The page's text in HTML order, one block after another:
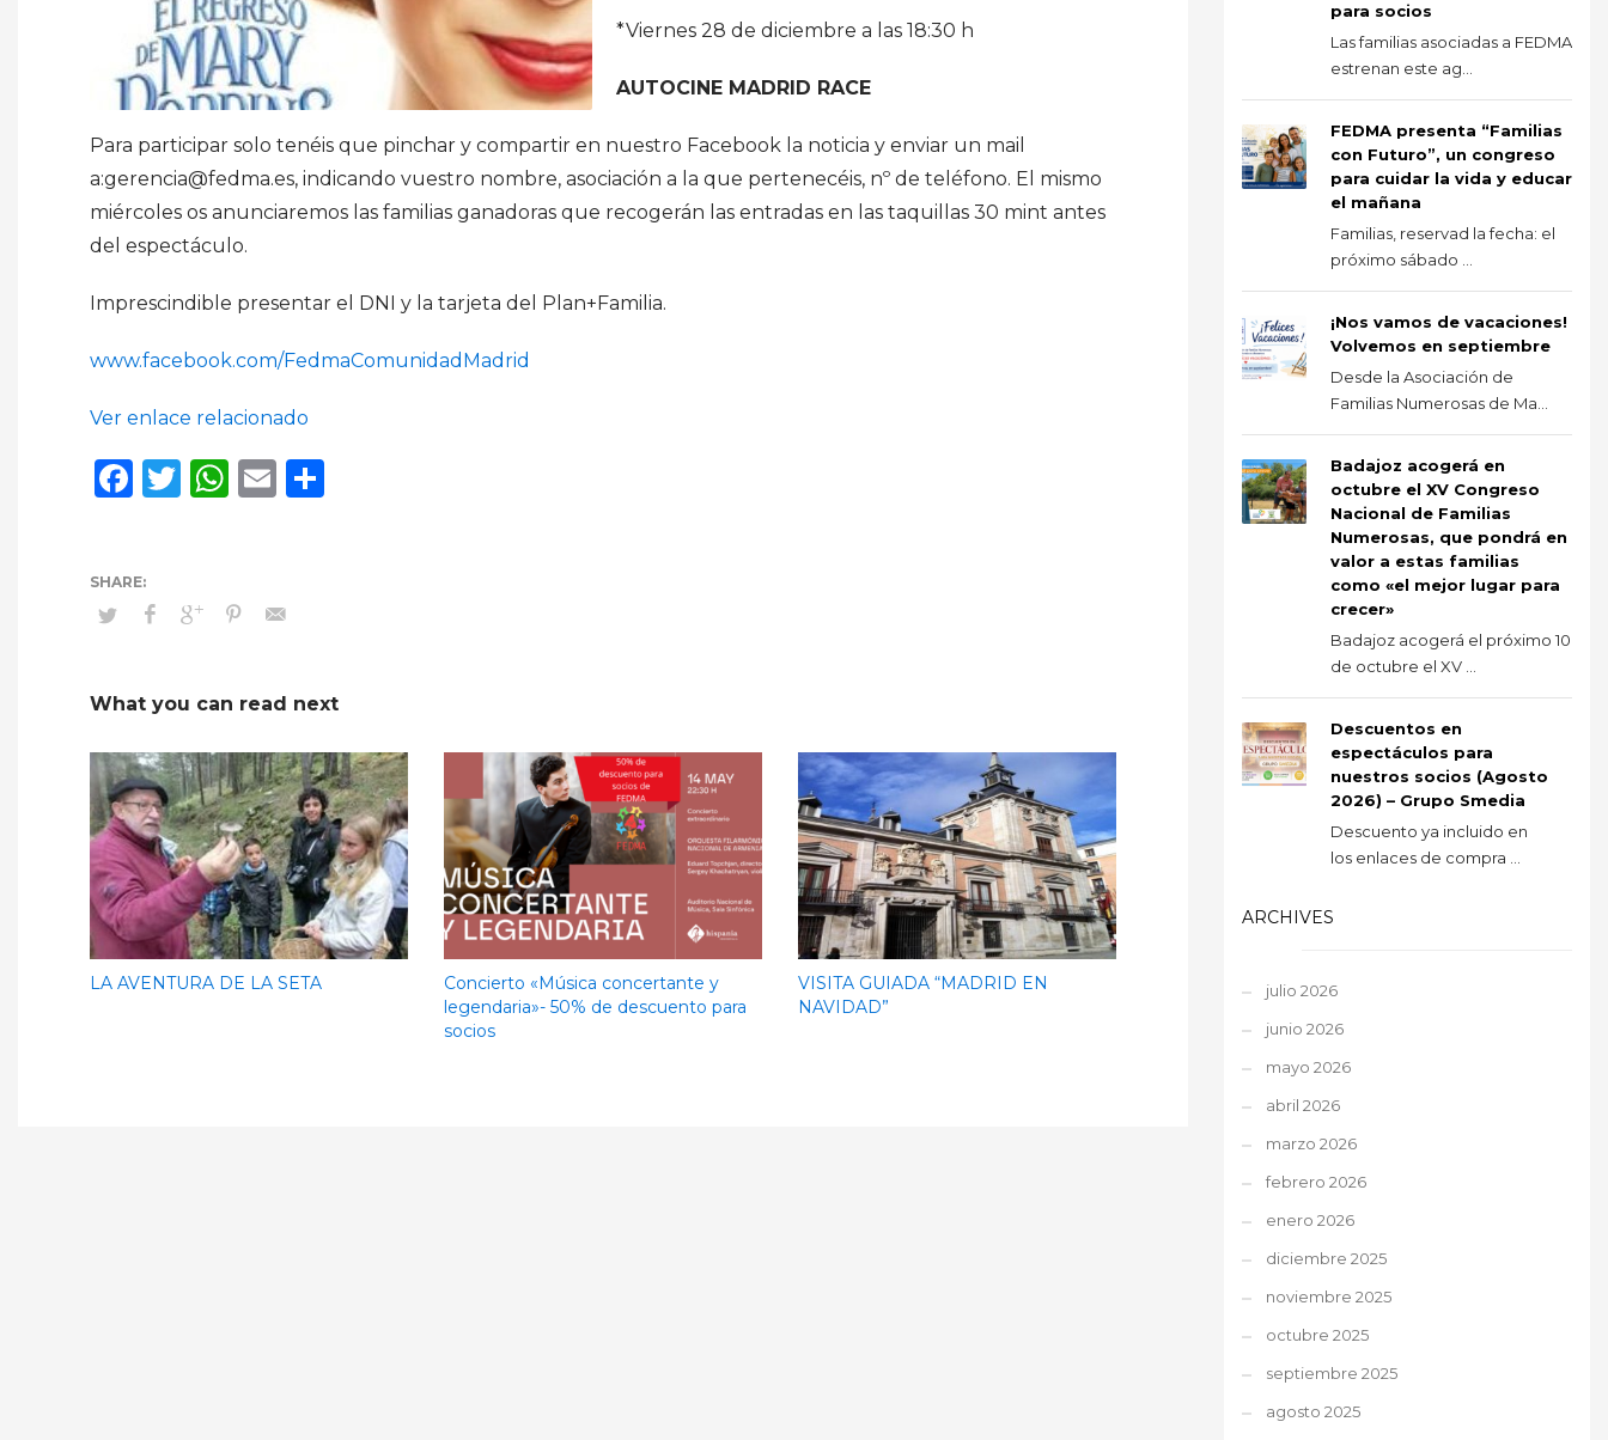
*Viernes 28 de diciembre a las 18:30 h
AUTOCINE MADRID RACE
Para participar solo tenéis que pinchar y compartir en nuestro Facebook la noticia y enviar un mail
a:gerencia@fedma.es, indicando vuestro nombre, asociación a la que pertenecéis, nº de teléfono. El mismo
miércoles os anunciaremos las familias ganadoras que recogerán las entradas en las taquillas 30 mint antes
del espectáculo.
Imprescindible presentar el DNI y la tarjeta del Plan+Familia.
www.facebook.com/FedmaComunidadMadrid
Ver enlace relacionado
Facebook
Twitter
WhatsApp
Email
What you can read next
LA AVENTURA DE LA SETA
Concierto «Música concertante y
legendaria»- 50% de descuento para
socios
VISITA GUIADA “MADRID EN
NAVIDAD”
para socios
Las familias asociadas a FEDMA
estrenan este ag...
FEDMA presenta “Familias
con Futuro”, un congreso
para cuidar la vida y educar
el mañana
Familias, reservad la fecha: el
próximo sábado ...
¡Nos vamos de vacaciones!
Volvemos en septiembre
Desde la Asociación de
Familias Numerosas de Ma...
Badajoz acogerá en
octubre el XV Congreso
Nacional de Familias
Numerosas, que pondrá en
valor a estas familias
como «el mejor lugar para
crecer»
Badajoz acogerá el próximo 10
de octubre el XV ...
Descuentos en
espectáculos para
nuestros socios (Agosto
2026) – Grupo Smedia
Descuento ya incluido en
los enlaces de compra ...
ARCHIVES
julio 2026
junio 2026
mayo 2026
abril 2026
marzo 2026
febrero 2026
enero 2026
diciembre 2025
noviembre 2025
octubre 2025
septiembre 2025
agosto 2025